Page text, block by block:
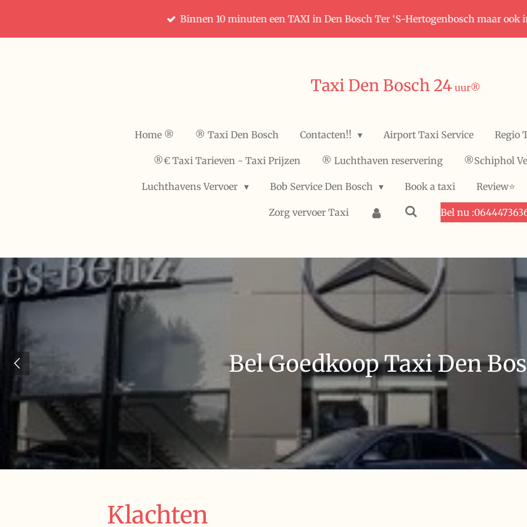
naar
Binnen 10 minuten een TAXI in Den Bosch Ter ‘S-Hertogenbosch maar
Taxi Den Bosch 24 uur®️
Home ®️ ®️ Taxi Den Bosch Contacten!! Airport Taxi Service Regio
®️€ Taxi Tarieven - Taxi Prijzen ®️ Luchthaven reservering ®️Schiphol
Luchthavens Vervoer Bob Service Den Bosch Book a taxi Review⭐️
Zorg vervoer Taxi Bel nu
Bel Goedkoop Taxi Den
Klachten